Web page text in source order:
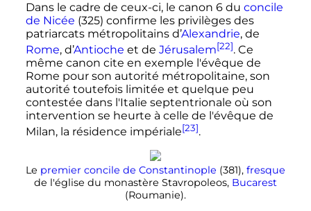
Dans le cadre de ceux-ci, le canon 6 du concile
de Nicée (325) confirme les privilèges des
patriarcats métropolitains d’Alexandrie, de
Rome, d’Antioche et de Jérusalem[22]. Ce
même canon cite en exemple l'évêque de
Rome pour son autorité métropolitaine, son
autorité toutefois limitée et quelque peu
contestée dans l'Italie septentrionale où son
intervention se heurte à celle de l'évêque de
Milan, la résidence impériale[23].
Le premier concile de Constantinople (381), fresque
de l'église du monastère Stavropoleos, Bucarest
(Roumanie).